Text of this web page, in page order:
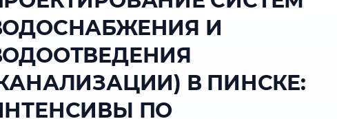
И
В ПИНСКЕ:
ПО